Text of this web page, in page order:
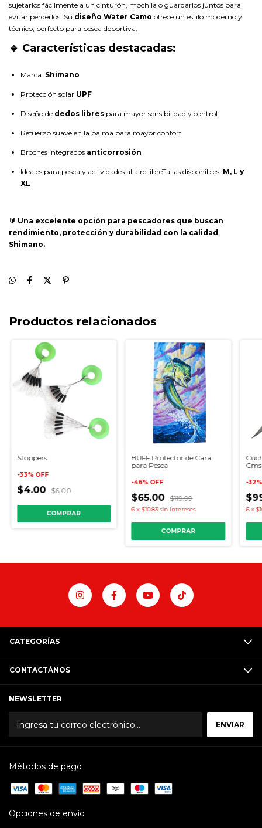
sujetarlos fácilmente a un cinturón, mochila o guardarlos juntos para
evitar perderlos. Su diseño Water Camo ofrece un estilo moderno y
técnico, perfecto para pesca deportiva.
🔹 Características destacadas:
Marca: Shimano
Protección solar UPF
Diseño de dedos libres para mayor sensibilidad y control
Refuerzo suave en la palma para mayor confort
Broches integrados anticorrosión
Ideales para pesca y actividades al aire libreTallas disponibles: M, L y
XL
🔰 Una excelente opción para pescadores que buscan
rendimiento, protección y durabilidad con la calidad
Shimano.
Productos relacionados
Stoppers
-33% OFF
$4.00 $6.00
BUFF Protector de Cara
para Pesca
-46% OFF
$65.00 $119.99
6 x $10.83 sin intereses
COMPRAR
-32
6 x
CATEGORÍAS
CONTACTÁNOS
NEWSLETTER
Métodos de pago
Opciones de envío